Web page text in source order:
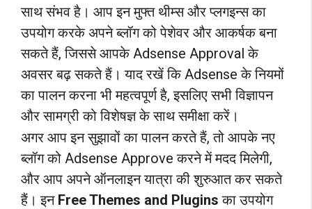
साथ संभव है। आप इन मुफ्त थीम्स और प्लगइन्स का
उपयोग करके अपने ब्लॉग को पेशेवर और आकर्षक बना
सकते हैं, जिससे आपके Adsense Approval के
अवसर बढ़ सकते हैं। याद रखें कि Adsense के नियमों
का पालन करना भी महत्वपूर्ण है, इसलिए सभी विज्ञापन
और सामग्री को विशेषज्ञ के साथ समीक्षा करें।
अगर आप इन सुझावों का पालन करते हैं, तो आपके नए
ब्लॉग को Adsense Approve करने में मदद मिलेगी,
और आप अपने ऑनलाइन यात्रा की शुरुआत कर सकते
हैं। इन Free Themes and Plugins का उपयोग